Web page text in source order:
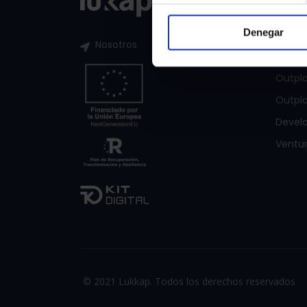
Denegar
Nosotros
© 2021 Lukkap. Todos los derechos reservados